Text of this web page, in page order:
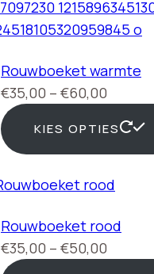
Rouwboeket warmte
€35,00 – €60,00
tot
€60,00
KIES OPTIES
Rouwboeket rood
€35,00 – €50,00